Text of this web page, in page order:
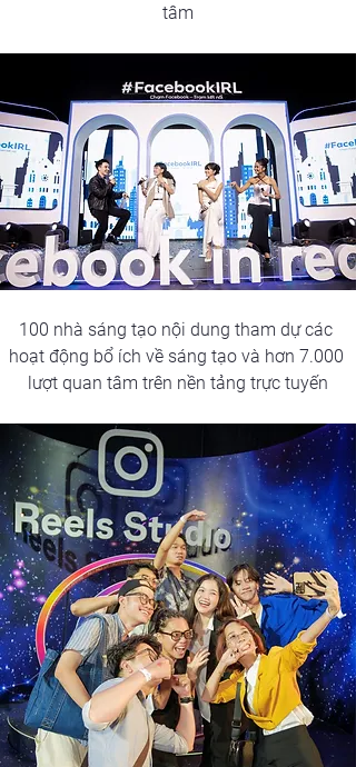
tâm
100 nhà sáng tạo nội dung tham dự các
hoạt động bổ ích về sáng tạo và hơn 7.000
lượt quan tâm trên nền tảng trực tuyến